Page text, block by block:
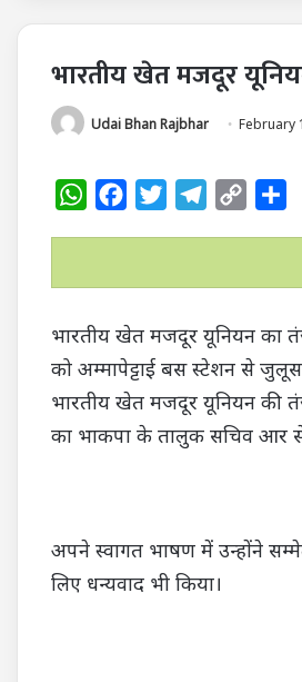
भारतीय खेत मजदूर
Udai Bhan Rajbhar February
W
t
s
A
p
p
e
b
o
o
k
t
e
r
e
r
a
m
y
i
n
k
r
भारतीय खेत मजदूर यूनियन का
को अम्मापेट्टाई बस स्टेशन से जुलूस
भारतीय खेत मजदूर यूनियन की
का भाकपा के तालुक सचिव आर
अपने स्वागत भाषण में उन्होंने
लिए धन्यवाद भी किया।